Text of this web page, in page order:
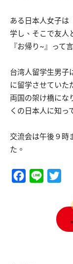
ある日本人女子は
学し、そこで友人
『お帰り~』って
台湾人留学生男子
に留学させていた
両国の架け橋にな
くの日本人に知っ
交流会は午後９時
た。
Facebook
Line